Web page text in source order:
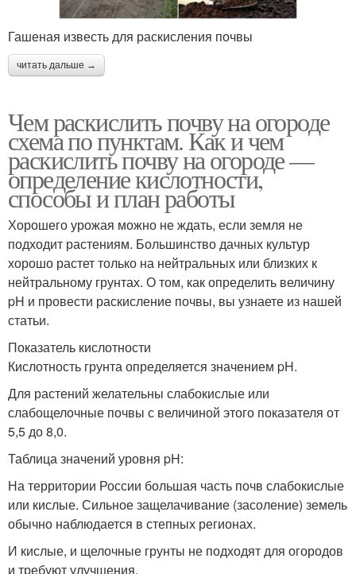
Гашеная известь для раскисления почвы
читать дальше →
Чем раскислить почву на огороде
схема по пунктам. Как и чем
раскислить почву на огороде —
определение кислотности,
способы и план работы
Хорошего урожая можно не ждать, если земля не
подходит растениям. Большинство дачных культур
хорошо растет только на нейтральных или близких к
нейтральному грунтах. О том, как определить величину
pH и провести раскисление почвы, вы узнаете из нашей
статьи.
Показатель кислотности
Кислотность грунта определяется значением pH.
Для растений желательны слабокислые или
слабощелочные почвы с величиной этого показателя от
5,5 до 8,0.
Таблица значений уровня pH:
На территории России большая часть почв слабокислые
или кислые. Сильное защелачивание (засоление) земель
обычно наблюдается в степных регионах.
И кислые, и щелочные грунты не подходят для огородов
и требуют улучшения.